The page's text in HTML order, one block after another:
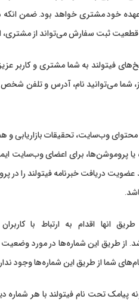
خود مشتری خواهد بود. ضمن انکه
ثبت سفارش می‌تواند از مشتری،
فیتولند به شما مشتری و کاربر
شما می‌توانید نام، آدرس و تلفن شخص
وب‌سایت، تحقیقات بازاریابی و
پروموشن‌ها، برای اعضای وب‌سایت
عضویت دریافت خبرنامه فیتولند را در
می‌باشد. از طریق این
شما از طریق این شماره‌ها وجود
پیامک تحت نام فیتولند با هر